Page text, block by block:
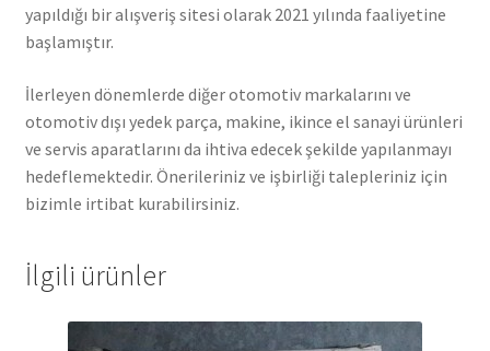
yapıldığı bir alışveriş sitesi olarak 2021 yılında faaliyetine
başlamıştır.
İlerleyen dönemlerde diğer otomotiv markalarını ve
otomotiv dışı yedek parça, makine, ikince el sanayi ürünleri
ve servis aparatlarını da ihtiva edecek şekilde yapılanmayı
hedeflemektedir. Önerileriniz ve işbirliği talepleriniz için
bizimle irtibat kurabilirsiniz.
İlgili ürünler